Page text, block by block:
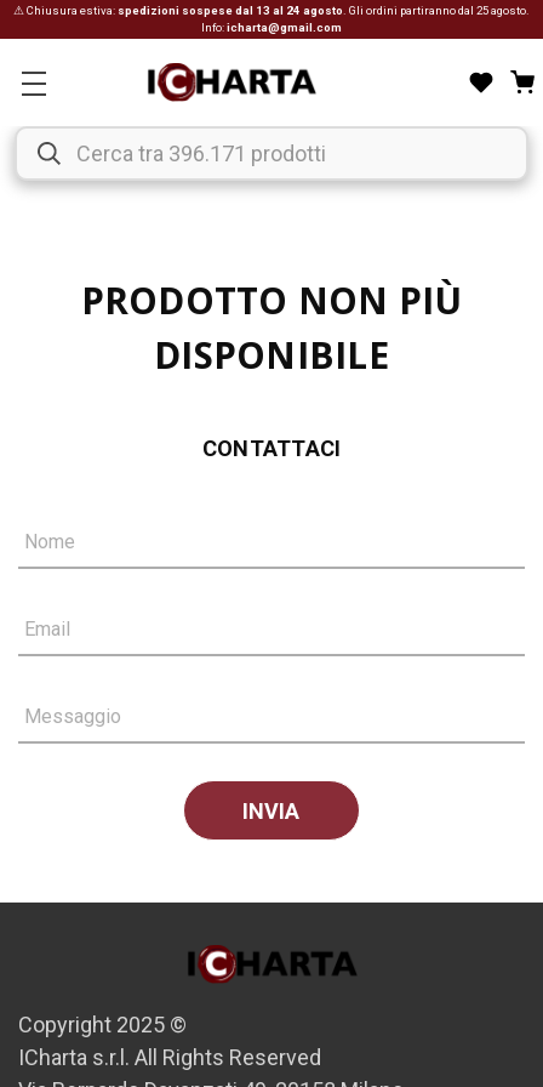
⚠ Chiusura estiva: spedizioni sospese dal 13 al 24 agosto . Gli ordini partiranno dal 25 agosto.
Info:icharta@gmail.com
PRODOTTO NON PIÙ
DISPONIBILE
CONTATTACI
Nome
Email
Messaggio
Copyright 2025 ©
ICharta s.r.l. All Rights Reserved